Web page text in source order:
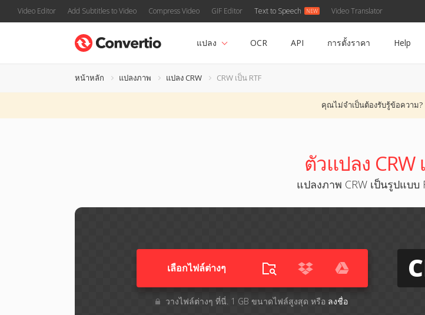
Video Editor Add Subtitles to Video Compress Video GIF Editor Text to Speech Video Translator
แปลง OCR API การตั้งราคา Help
หน้าหลัก แปลงภาพ แปลง CRW CRW เป็น RTF
คุณไม่จำเป็นต้องรับรู้ข้อความ?
ตัวแปลง CRW
แปลงภาพ CRW เป็นรูปแบบ
เลือกไฟล์ต่างๆ​
วางไฟล์ต่างๆ​ ที่นี่. 1 GB ขนาดไฟล์สูงสุด หรือ ลงชื่อ